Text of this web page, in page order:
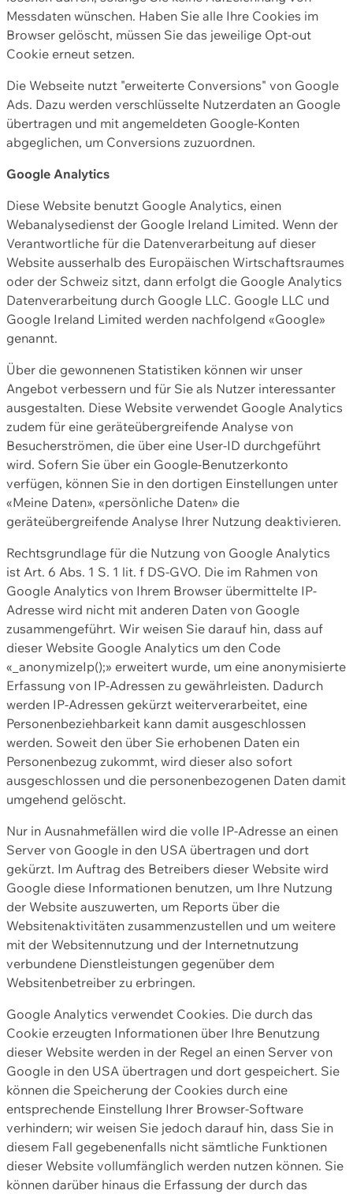
Messdaten wünschen. Haben Sie alle Ihre Cookies im
Browser gelöscht, müssen Sie das jeweilige Opt-out
Cookie erneut setzen.
Die Webseite nutzt "erweiterte Conversions" von Google
Ads. Dazu werden verschlüsselte Nutzerdaten an Google
übertragen und mit angemeldeten Google-Konten
abgeglichen, um Conversions zuzuordnen.
Google Analytics
Diese Website benutzt Google Analytics, einen
Webanalysedienst der Google Ireland Limited. Wenn der
Verantwortliche für die Datenverarbeitung auf dieser
Website ausserhalb des Europäischen Wirtschaftsraumes
oder der Schweiz sitzt, dann erfolgt die Google Analytics
Datenverarbeitung durch Google LLC. Google LLC und
Google Ireland Limited werden nachfolgend «Google»
genannt.
Über die gewonnenen Statistiken können wir unser
Angebot verbessern und für Sie als Nutzer interessanter
ausgestalten. Diese Website verwendet Google Analytics
zudem für eine geräteübergreifende Analyse von
Besucherströmen, die über eine User-ID durchgeführt
wird. Sofern Sie über ein Google-Benutzerkonto
verfügen, können Sie in den dortigen Einstellungen unter
«Meine Daten», «persönliche Daten» die
geräteübergreifende Analyse Ihrer Nutzung deaktivieren.
Rechtsgrundlage für die Nutzung von Google Analytics
ist Art. 6 Abs. 1 S. 1 lit. f DS-GVO. Die im Rahmen von
Google Analytics von Ihrem Browser übermittelte IP-
Adresse wird nicht mit anderen Daten von Google
zusammengeführt. Wir weisen Sie darauf hin, dass auf
dieser Website Google Analytics um den Code
«_anonymizeIp();» erweitert wurde, um eine anonymisierte
Erfassung von IP-Adressen zu gewährleisten. Dadurch
werden IP-Adressen gekürzt weiterverarbeitet, eine
Personenbeziehbarkeit kann damit ausgeschlossen
werden. Soweit den über Sie erhobenen Daten ein
Personenbezug zukommt, wird dieser also sofort
ausgeschlossen und die personenbezogenen Daten damit
umgehend gelöscht.
Nur in Ausnahmefällen wird die volle IP-Adresse an einen
Server von Google in den USA übertragen und dort
gekürzt. Im Auftrag des Betreibers dieser Website wird
Google diese Informationen benutzen, um Ihre Nutzung
der Website auszuwerten, um Reports über die
Websitenaktivitäten zusammenzustellen und um weitere
mit der Websitennutzung und der Internetnutzung
verbundene Dienstleistungen gegenüber dem
Websitenbetreiber zu erbringen.
Google Analytics verwendet Cookies. Die durch das
Cookie erzeugten Informationen über Ihre Benutzung
dieser Website werden in der Regel an einen Server von
Google in den USA übertragen und dort gespeichert. Sie
können die Speicherung der Cookies durch eine
entsprechende Einstellung Ihrer Browser-Software
verhindern; wir weisen Sie jedoch darauf hin, dass Sie in
diesem Fall gegebenenfalls nicht sämtliche Funktionen
dieser Website vollumfänglich werden nutzen können. Sie
können darüber hinaus die Erfassung der durch das